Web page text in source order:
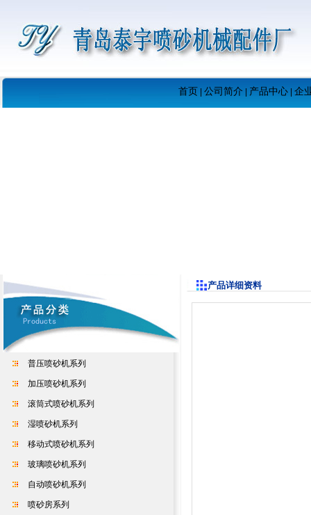
首页 公司简介 产品中心| 企
普压喷砂机系列
加压喷砂机系列
滚筒式喷砂机系列
湿喷砂机系列
移动式喷砂机系列
玻璃喷砂机系列
自动喷砂机系列
喷砂房系列
产品详细资料